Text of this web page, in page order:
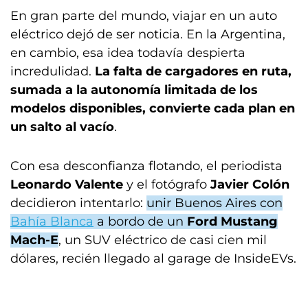
En gran parte del mundo, viajar en un auto
eléctrico dejó de ser noticia. En la Argentina,
en cambio, esa idea todavía despierta
incredulidad. La falta de cargadores en ruta,
sumada a la autonomía limitada de los
modelos disponibles, convierte cada plan en
un salto al vacío.
Con esa desconfianza flotando, el periodista
Leonardo Valente y el fotógrafo Javier Colón
decidieron intentarlo: unir Buenos Aires con
Bahía Blanca a bordo de un Ford Mustang
Mach-E, un SUV eléctrico de casi cien mil
dólares, recién llegado al garage de InsideEVs.